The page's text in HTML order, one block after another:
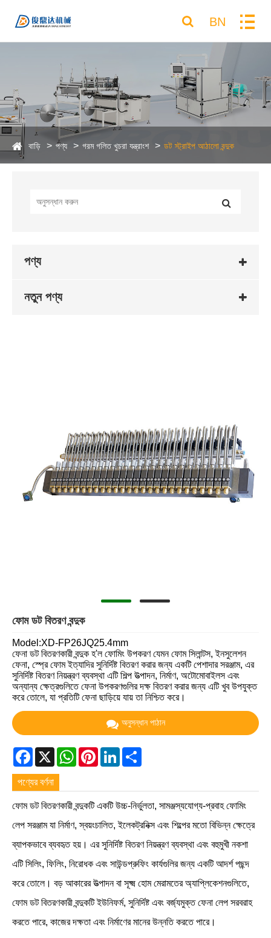
BN
বাড়ি পণ্য গরম গলিত খুচরা যন্ত্রাংশ ডট স্ট্রাইপ আঠালো বন্দুক
পণ্য
নতুন পণ্য
ফোম ডট বিতরণ বন্দুক
Model:XD-FP26JQ25.4mm
ফেনা ডট বিতরণকারী বন্দুক হ'ল ফোমিং উপকরণ যেমন ফোম সিলান্টস, ইনসুলেশন
ফেনা, স্প্রে ফোম ইত্যাদির সুনির্দিষ্ট বিতরণ করার জন্য একটি পেশাদার সরঞ্জাম, এর
সুনির্দিষ্ট বিতরণ নিয়ন্ত্রণ ব্যবস্থা এটি শিল্প উত্পাদন, নির্মাণ, অটোমোবাইলস এবং
অন্যান্য ক্ষেত্রগুলিতে ফেনা উপকরণগুলির দক্ষ বিতরণ করার জন্য এটি খুব উপযুক্ত
করে তোলে, যা প্রতিটি ফেনা ছাড়িয়ে যায় তা নিশ্চিত করে।
অনুসন্ধান পাঠান
Facebook
X WhatsApp
PinterestLinkedIn
পণ্যের বর্ণনা
ফোম ডট বিতরণকারী বন্দুকটি একটি উচ্চ-নির্ভুলতা, সামঞ্জস্যযোগ্য-প্রবাহ ফোমিং
লেপ সরঞ্জাম যা নির্মাণ, স্বয়ংচালিত, ইলেকট্রনিক্স এবং শিল্পের মতো বিভিন্ন ক্ষেত্রে
ব্যাপকভাবে ব্যবহৃত হয়। এর সুনির্দিষ্ট বিতরণ নিয়ন্ত্রণ ব্যবস্থা এবং বহুমুখী নকশা
এটি সিলিং, ফিলিং, নিরোধক এবং সাউন্ডপ্রুফিং কার্যগুলির জন্য একটি আদর্শ পছন্দ
করে তোলে। বড় আকারের উত্পাদন বা সূক্ষ্ম হোম মেরামতের অ্যাপ্লিকেশনগুলিতে,
ফোম ডট বিতরণকারী বন্দুকটি ইউনিফর্ম, সুনির্দিষ্ট এবং বর্জ্যমুক্ত ফেনা লেপ সরবরাহ
করতে পারে, কাজের দক্ষতা এবং নির্মাণের মানের উন্নতি করতে পারে।